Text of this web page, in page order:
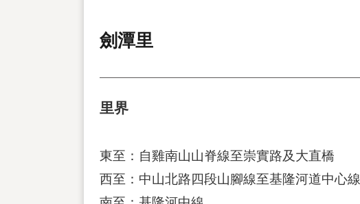
劍潭里
里界
東至：自雞南山山脊線至崇實路及大直橋
西至：中山北路四段山腳線至基隆河道中心線